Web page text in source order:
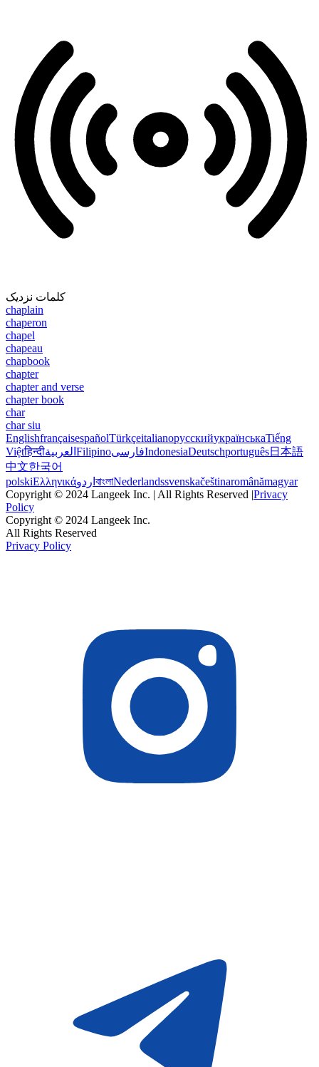
کلمات نزدیک
chaplain
chaperon
chapel
chapeau
chapbook
chapter
chapter and verse
chapter book
char
char siu
EnglishfrançaisespañolTürkçeitalianoрусскийукраїнськаTiếng
Việtहिन्दीالعربية FilipinoفارسیIndonesiaDeutschportuguês日本語
中文한국어
polskiΕλληνικάاردو বাংলাNederlandssvenskačeštinaromânămagyar
Copyright © 2024 Langeek Inc. | All Rights Reserved |Privacy
Policy
Copyright © 2024 Langeek Inc.
All Rights Reserved
Privacy Policy